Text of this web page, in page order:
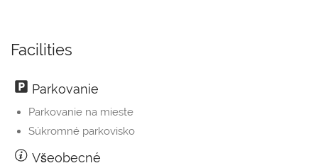
Facilities
Parkovanie
Parkovanie na mieste
Súkromné parkovisko
Všeobecné